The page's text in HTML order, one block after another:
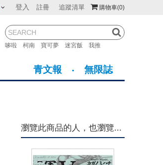
購物車(0)
登入 註冊 追蹤清單
哆啦 柯南 寶可夢 迷宮飯 我推
紐西蘭 馬來西亞
菲律賓
青文報 無限誌
瀏覽此商品的人，也瀏覽...